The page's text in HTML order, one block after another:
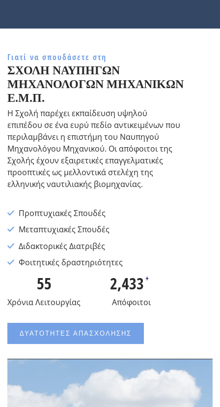
Γιατί να σπουδάσετε στη
ΣΧΟΛΉ ΝΑΥΠΗΓΏΝ
ΜΗΧΑΝΟΛΌΓΩΝ ΜΗΧΑΝΙΚΏΝ
Ε.Μ.Π.
Η Σχολή παρέχει εκπαίδευση υψηλού
επιπέδου σε ένα ευρύ πεδίο αντικειμένων που
περιλαμβάνει η επιστήμη του Ναυπηγού
Μηχανολόγου Μηχανικού. Οι απόφοιτοι της
Σχολής έχουν εξαιρετικές επαγγελματικές
προοπτικές ως μελλοντικά στελέχη της
ελληνικής ναυτιλιακής βιομηχανίας.
Προπτυχιακές Σπουδές
Μεταπτυχιακές Σπουδές
Διδακτορικές Διατριβές
Φοιτητικές δραστηριότητες
55
Χρόνια Λειτουργίας
2,433+
Απόφοιτοι
ΔΥΑΤΌΤΗΤΕΣ ΑΠΑΣΧΌΛΗΣΗΣ